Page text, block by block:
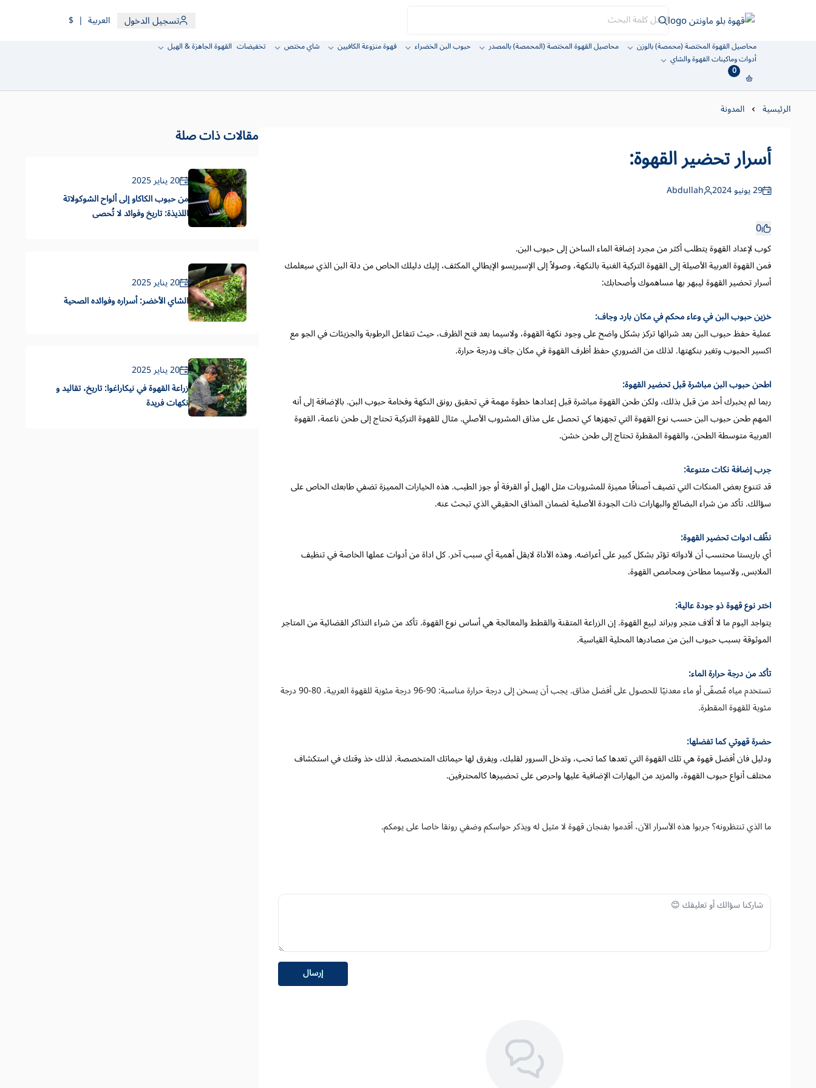
قهوة بلو ماونتن تسجيل الدخول العربية |
$
محاصيل القهوة المختصة (محمصة) بالوزن محاصيل القهوة المختصة (المحمصة) بالمصدر حبوب البن الخضراء قهوة منزوعة الكافيين شاي مختص تخفيضات القهوة الجاهزة & الهيل
أدوات وماكينات القهوة والشاي
0
الرئيسية المدونة
أسرار تحضير القهوة:
29 يونيو 2024 Abdullah
0
كوب لإعداد القهوة يتطلب أكثر من مجرد إضافة الماء الساخن إلى حبوب البن.
فمن القهوة العربية الأصيلة إلى القهوة التركية الغنية بالنكهة، وصولاً إلى الإسبريسو الإيطالي المكثف، إليك دليلك الخاص من دلة البن الذي سيعلمك
أسرار تحضير القهوة ليبهر بها مساهموك وأصحابك:
خزين حبوب البن في وعاء محكم في مكان بارد وجاف:
عملية حفظ حبوب البن بعد شرائها تركز بشكل واضح على وجود نكهة القهوة، ولاسيما بعد فتح الظرف، حيث تتفاعل الرطوبة والجزيئات في الجو مع
اكسير الحبوب وتغير بنكهتها. لذلك من الضروري حفظ أظرف القهوة في مكان جاف ودرجة حرارة.
اطحن حبوب البن مباشرة قبل تحضير القهوة:
ربما لم يخبرك أحد من قبل بذلك، ولكن طحن القهوة مباشرة قبل إعدادها خطوة مهمة في تحقيق رونق النكهة وفخامة حبوب البن. بالإضافة إلى أنه
المهم طحن حبوب البن حسب نوع القهوة التي تجهزها كي تحصل على مذاق المشروب الأصلي. مثال للقهوة التركية تحتاج إلى طحن ناعمة، القهوة
العربية متوسطة الطحن، والقهوة المقطرة تحتاج إلى طحن خشن.
جرب إضافة نكات متنوعة:
قد تتنوع بعض المنكات التي تضيف أصنافًا مميزة للمشروبات مثل الهيل أو القرفة أو جوز الطيب. هذه الخيارات المميزة تضفي طابعك الخاص على
سؤالك. تأكد من شراء البضائع والبهارات ذات الجودة الأصلية لضمان المذاق الحقيقي الذي تبحث عنه.
نظّف ادوات تحضير القهوة:
أي باريستا محتسب أن لأدواته تؤثر بشكل كبير على أعراضه. وهذه الأداة لايقل أهمية أي سبب آخر. كل اداة من أدوات عملها الخاصة في تنظيف
الملابس, ولاسيما مطاحن ومحامص القهوة.
اختر نوع قهوة ذو جودة عالية:
يتواجد اليوم ما لا ألاف متجر وبراند لبيع القهوة. إن الزراعة المتقنة والقطط والمعالجة هي أساس نوع القهوة. تأكد من شراء التذاكر القضائية من المتاجر
الموثوقة بسبب حبوب البن من مصادرها المحلية القياسية.
تأكد من درجة حرارة الماء:
تستخدم مياه مُصفّى أو ماء معدنيًا للحصول على أفضل مذاق. يجب أن يسخن إلى درجة حرارة مناسبة: 90-96 درجة مئوية للقهوة العربية، 80-90 درجة
مئوية للقهوة المقطرة.
حضرة قهوتي كما تفضلها:
ودليل فان أفضل قهوة هي تلك القهوة التي تعدها كما تحب، وتدخل السرور لقلبك، ويفرق لها حيماتك المتخصصة. لذلك خذ وقتك في استكشاف
مختلف أنواع حبوب القهوة، والمزيد من البهارات الإضافية عليها واحرص على تحضيرها كالمحترفين.
ما الذي تنتظرونه؟ جربوا هذه الأسرار الآن، أقدموا بفنجان قهوة لا مثيل له ويذكر حواسكم وضفي رونقا خاصا على يومكم.
إرسال
مقالات ذات صلة
20 يناير 2025
من حبوب الكاكاو إلى ألواح الشوكولاتة
اللذيذة: تاريخ وفوائد لا تُحصى
20 يناير 2025
الشاي الأخضر: أسراره وفوائده الصحية
20 يناير 2025
زراعة القهوة في نيكاراغوا: تاريخ، تقاليد و
نكهات فريدة